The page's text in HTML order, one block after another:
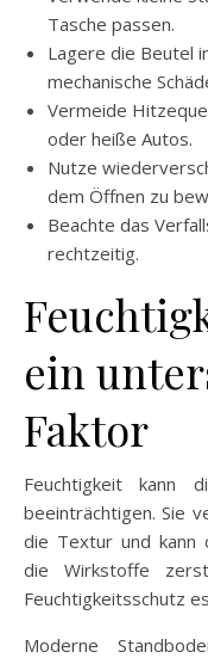
Tasche passen.
Lagere die Beutel
mechanische
Vermeide
oder heiße Autos.
Nutze
dem Öffnen zu
Beachte das
rechtzeitig.
ein
Faktor
Feuchtigkeit kann
beeinträchtigen. Sie
die Textur und kann
die Wirkstoffe
Feuchtigkeitsschutz
Moderne